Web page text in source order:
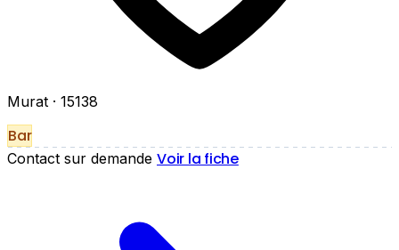
Murat · 15138
Bar
Contact sur demande Voir la fiche